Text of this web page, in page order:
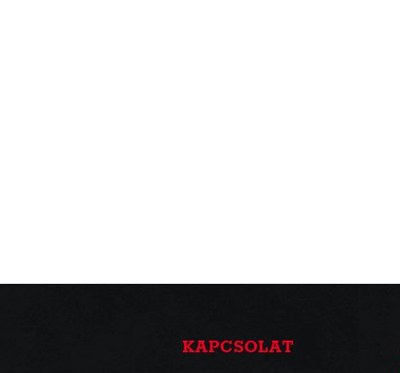
KAPCSOLAT